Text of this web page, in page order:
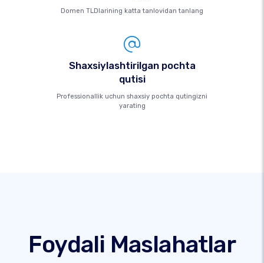
Domen TLDlarining katta tanlovidan tanlang
Shaxsiylashtirilgan pochta
qutisi
Professionallik uchun shaxsiy pochta qutingizni
yarating
Foydali Maslahatlar